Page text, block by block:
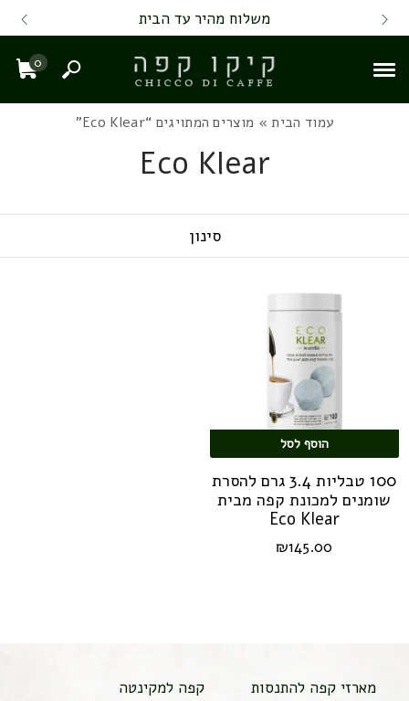
Skip to Content
Contact Us משלוח מהיר עד הבית
0
חיפוש
עמוד הבית» מוצרים המתויגים “Eco Klear”
Eco Klear
סינון
הוסף לסל
100 טבליות 3.4 גרם להסרת
שומנים למכונת קפה מבית
Eco Klear
₪145.00
מארזי קפה להתנסות
קפה למקינטה
Back top top